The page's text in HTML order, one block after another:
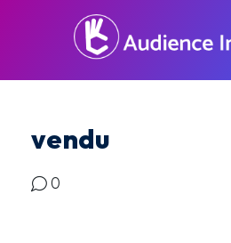
vendu
0